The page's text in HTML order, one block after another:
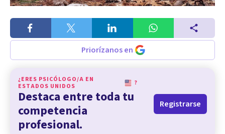
Priorízanos en
¿ERES PSICÓLOGO/A EN
ESTADOS UNIDOS
?
Destaca entre toda tu
competencia
profesional.
Registrarse